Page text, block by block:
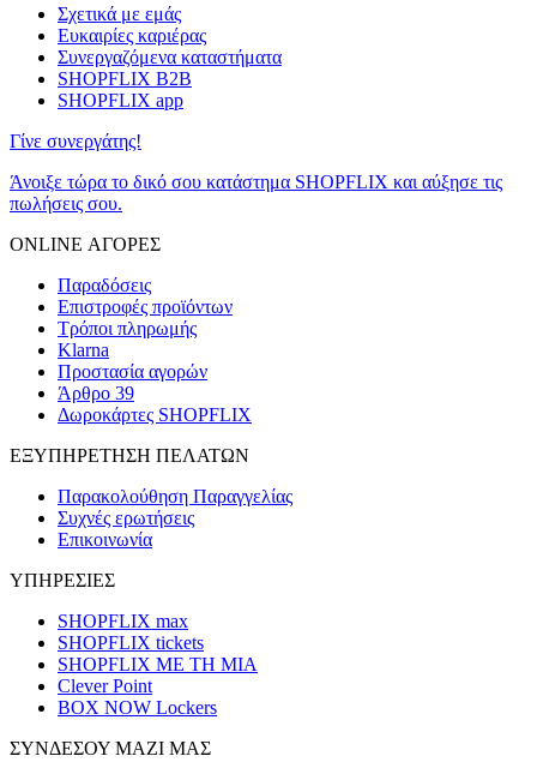
Σχετικά με εμάς
Ευκαιρίες καριέρας
Συνεργαζόμενα καταστήματα
SHOPFLIX B2B
SHOPFLIX app
Γίνε συνεργάτης!
Άνοιξε τώρα το δικό σου κατάστημα SHOPFLIX και αύξησε τις
πωλήσεις σου.
ONLINE ΑΓΟΡΕΣ
Παραδόσεις
Επιστροφές προϊόντων
Τρόποι πληρωμής
Klarna
Προστασία αγορών
Άρθρο 39
Δωροκάρτες SHOPFLIX
ΕΞΥΠΗΡΕΤΗΣΗ ΠΕΛΑΤΩΝ
Παρακολούθηση Παραγγελίας
Συχνές ερωτήσεις
Επικοινωνία
ΥΠΗΡΕΣΙΕΣ
SHOPFLIX max
SHOPFLIX tickets
SHOPFLIX ΜΕ ΤΗ ΜΙΑ
Clever Point
BOX NOW Lockers
ΣΥΝΔΕΣΟΥ ΜΑΖΙ ΜΑΣ